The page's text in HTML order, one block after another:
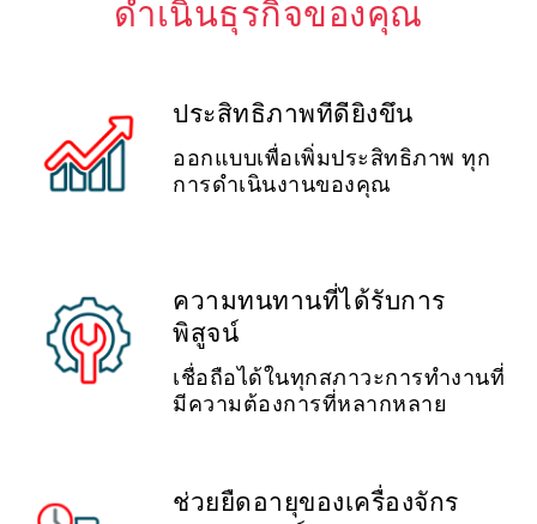
ดำเนินธุรกิจของคุณ
ประสิทธิภาพที่ดียิ่งขึ้น
ออกแบบเพื่อเพิ่มประสิทธิภาพ ทุก
การดำเนินงานของคุณ
ความทนทานที่ได้รับการ
พิสูจน์
เชื่อถือได้ในทุกสภาวะการทำงานที่
มีความต้องการที่หลากหลาย
ช่วยยืดอายุของเครื่องจักร